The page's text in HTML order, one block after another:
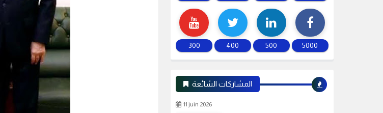
300 400 500 5000
المشاركات الشائعة
11 juin 2026